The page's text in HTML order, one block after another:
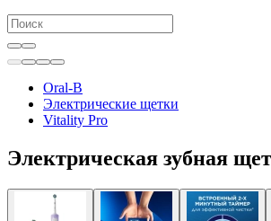
Oral-B
Электрические щетки
Vitality Pro
Электрическая зубная